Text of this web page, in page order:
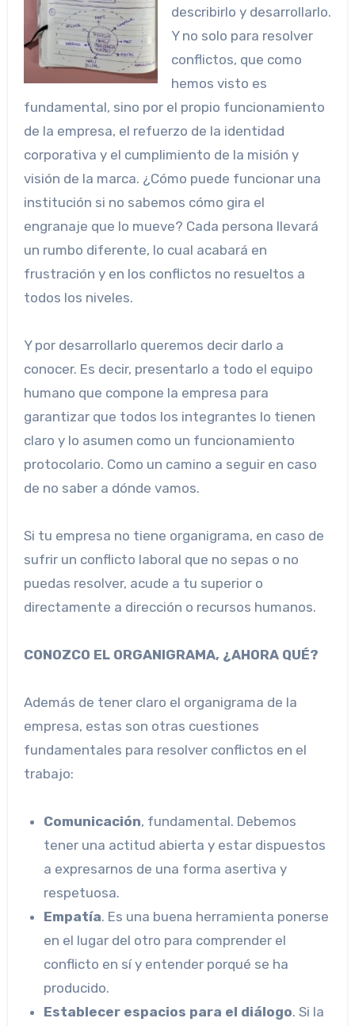
describirlo y desarrollarlo.
Y no solo para resolver
conflictos, que como
hemos visto es
fundamental, sino por el propio funcionamiento
de la empresa, el refuerzo de la identidad
corporativa y el cumplimiento de la misión y
visión de la marca. ¿Cómo puede funcionar una
institución si no sabemos cómo gira el
engranaje que lo mueve? Cada persona llevará
un rumbo diferente, lo cual acabará en
frustración y en los conflictos no resueltos a
todos los niveles.
Y por desarrollarlo queremos decir darlo a
conocer. Es decir, presentarlo a todo el equipo
humano que compone la empresa para
garantizar que todos los integrantes lo tienen
claro y lo asumen como un funcionamiento
protocolario. Como un camino a seguir en caso
de no saber a dónde vamos.
Si tu empresa no tiene organigrama, en caso de
sufrir un conflicto laboral que no sepas o no
puedas resolver, acude a tu superior o
directamente a dirección o recursos humanos.
CONOZCO EL ORGANIGRAMA, ¿AHORA QUÉ?
Además de tener claro el organigrama de la
empresa, estas son otras cuestiones
fundamentales para resolver conflictos en el
trabajo:
Comunicación, fundamental. Debemos
tener una actitud abierta y estar dispuestos
a expresarnos de una forma asertiva y
respetuosa.
Empatía. Es una buena herramienta ponerse
en el lugar del otro para comprender el
conflicto en sí y entender porqué se ha
producido.
Establecer espacios para el diálogo. Si la